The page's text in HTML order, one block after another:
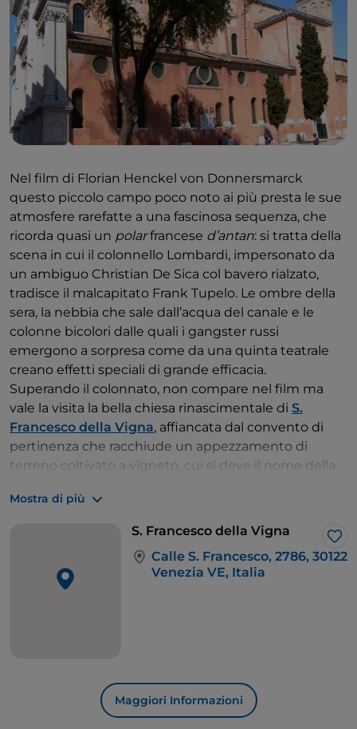
Nel film di Florian Henckel von Donnersmarck
questo piccolo campo poco noto ai più presta le sue
atmosfere rarefatte a una fascinosa sequenza, che
ricorda quasi un polarfrancese d’antan: si tratta della
scena in cui il colonnello Lombardi, impersonato da
un ambiguo Christian De Sica col bavero rialzato,
tradisce il malcapitato Frank Tupelo. Le ombre della
sera, la nebbia che sale dall’acqua del canale e le
colonne bicolori dalle quali i gangster russi
emergono a sorpresa come da una quinta teatrale
creano effetti speciali di grande efficacia.
Superando il colonnato, non compare nel film ma
vale la visita la bella chiesa rinascimentale di S.
Francesco della Vigna, affiancata dal convento di
pertinenza che racchiude un appezzamento di
terreno coltivato a vigneto, cui si deve il nome della
A 500 metri dal campo S. Francesco si incontra
cruciale: l’ Arsenale , che nel film è la
sede dell’Interpol dove Angelina Jolie si reca per
incontrare l’ispettore di Scotland Yard John Acheson,
impersonato da Paul Bettany. Con le sue atmosfere
Mostra di più
S. Francesco della Vigna
Calle S. Francesco, 2786, 30122
Venezia VE, Italia
Maggiori Informazioni